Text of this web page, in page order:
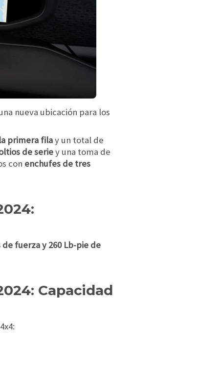
nueva ubicación para los
primera filay un total de
de seriey una toma de
con enchufes de tres
fuerza y 260 Lb-pie de
Capacidad